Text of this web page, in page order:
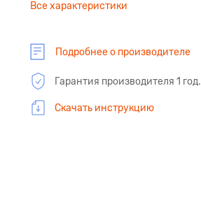
Все характеристики
Подробнее о производителе
Гарантия производителя 1 год.
Скачать инструкцию